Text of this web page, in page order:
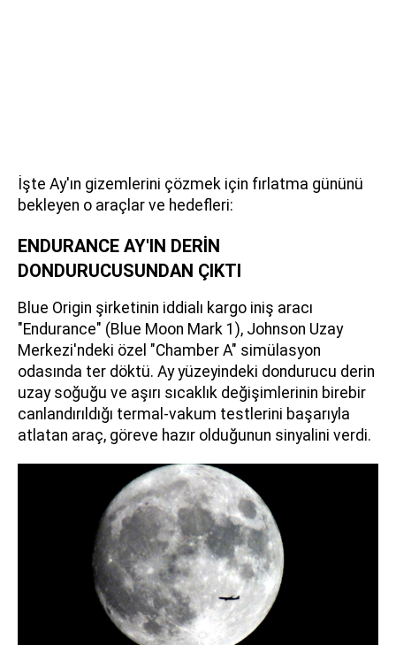
İşte Ay'ın gizemlerini çözmek için fırlatma gününü
bekleyen o araçlar ve hedefleri:
ENDURANCE AY'IN DERİN
DONDURUCUSUNDAN ÇIKTI
Blue Origin şirketinin iddialı kargo iniş aracı
"Endurance" (Blue Moon Mark 1), Johnson Uzay
Merkezi'ndeki özel "Chamber A" simülasyon
odasında ter döktü. Ay yüzeyindeki dondurucu derin
uzay soğuğu ve aşırı sıcaklık değişimlerinin birebir
canlandırıldığı termal-vakum testlerini başarıyla
atlatan araç, göreve hazır olduğunun sinyalini verdi.